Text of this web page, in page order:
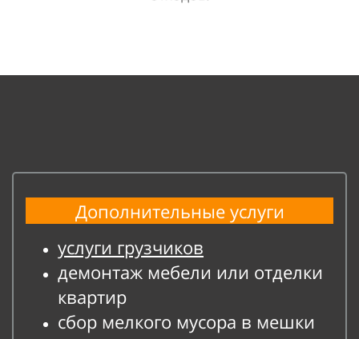
Дополнительные услуги
услуги грузчиков
демонтаж мебели или отделки
квартир
сбор мелкого мусора в мешки